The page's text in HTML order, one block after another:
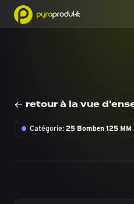
retour à la vue
Catégorie: 25 Bomben 125 MM